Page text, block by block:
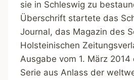
sie in Schleswig zu
Überschrift startete das
Journal, das Magazin des
Holsteinischen
Ausgabe vom 1. März
Serie aus Anlass der